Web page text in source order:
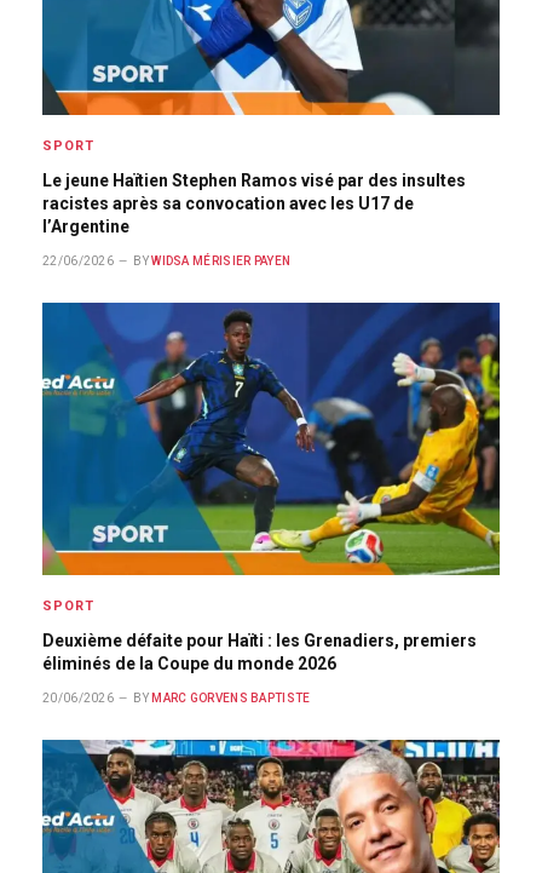
SPORT
Le jeune Haïtien Stephen Ramos visé par des insultes
racistes après sa convocation avec les U17 de
l’Argentine
22/06/2026 BY WIDSA MÉRISIER PAYEN
SPORT
Deuxième défaite pour Haïti : les Grenadiers, premiers
éliminés de la Coupe du monde 2026
20/06/2026 BY MARC GORVENS BAPTISTE